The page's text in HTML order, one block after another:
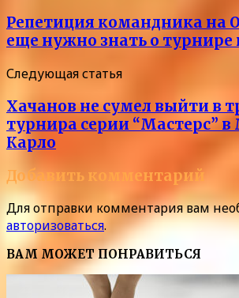
Репетиция командника на
еще нужно знать о турнире
Следующая статья
Хачанов не сумел выйти в
турнира серии “Мастерс”
Карло
Добавить комментарий
Для отправки комментария вам
авторизоваться.
ВАМ МОЖЕТ ПОНРАВИТЬСЯ